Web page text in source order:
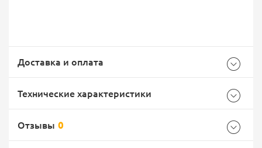
Доставка и оплата
Технические характеристики
Отзывы 0